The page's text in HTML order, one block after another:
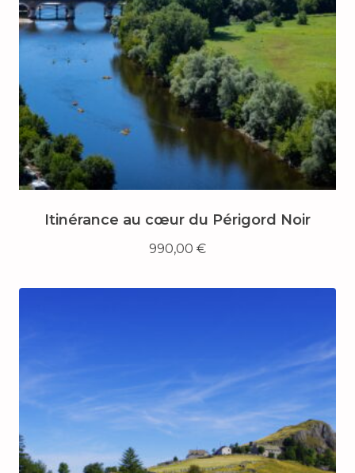
Itinérance au cœur du Périgord Noir
990,00 €